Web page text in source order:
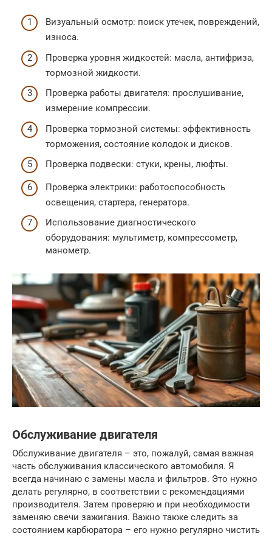
Визуальный осмотр: поиск утечек, повреждений,
износа.
Проверка уровня жидкостей: масла, антифриза,
тормозной жидкости.
Проверка работы двигателя: прослушивание,
измерение компрессии.
Проверка тормозной системы: эффективность
торможения, состояние колодок и дисков.
Проверка подвески: стуки, крены, люфты.
Проверка электрики: работоспособность
освещения, стартера, генератора.
Использование диагностического
оборудования: мультиметр, компрессометр,
манометр.
Обслуживание двигателя
Обслуживание двигателя – это, пожалуй, самая важная
часть обслуживания классического автомобиля. Я
всегда начинаю с замены масла и фильтров. Это нужно
делать регулярно, в соответствии с рекомендациями
производителя. Затем проверяю и при необходимости
заменяю свечи зажигания. Важно также следить за
состоянием карбюратора – его нужно регулярно чистить